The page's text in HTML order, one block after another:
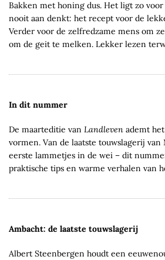
Bakken met honing dus. Het ligt zo
nooit aan denkt: het recept voor de
Verder voor de zelfredzame mens om
om de geit te melken. Lekker lezen
In dit nummer
De maarteditie van Landleven ademt
vormen. Van de laatste touwslagerij van
eerste lammetjes in de wei – dit
praktische tips en warme verhalen van
Ambacht: de laatste touwslagerij
Albert Steenbergen houdt een